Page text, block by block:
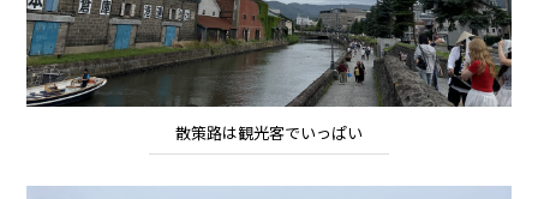
散策路は観光客でいっぱい